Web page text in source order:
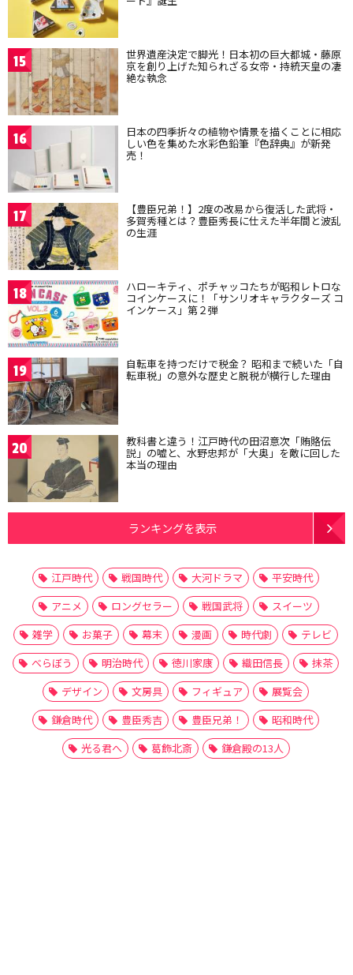
15 世界遺産決定で脚光！日本初の巨大都城・藤原
京を創り上げた知られざる女帝・持統天皇の凄
絶な執念
16 日本の四季折々の植物や情景を描くことに相応
しい色を集めた水彩色鉛筆『色辞典』が新発
売！
17 【豊臣兄弟！】2度の改易から復活した武将・
多賀秀種とは？豊臣秀長に仕えた半年間と波乱
の生涯
18 ハローキティ、ポチャッコたちが昭和レトロな
コインケースに！「サンリオキャラクターズ コ
インケース」第２弾
19 自転車を持つだけで税金？ 昭和まで続いた「自
転車税」の意外な歴史と脱税が横行した理由
20 教科書と違う！江戸時代の田沼意次「賄賂伝
説」の嘘と、水野忠邦が「大奥」を敵に回した
本当の理由
ランキングを表示
江戸時代 戦国時代 大河ドラマ
平安時代
アニメ
ロングセラー 戦国武将
スイーツ
雑学
お菓子 幕末 漫画 時代劇
テレビ
べらぼう
明治時代 徳川家康 織田信長
抹茶
デザイン
文房具 フィギュア
展覧会
鎌倉時代
豊臣秀吉 豊臣兄弟！
昭和時代
光る君へ
葛飾北斎 鎌倉殿の13人